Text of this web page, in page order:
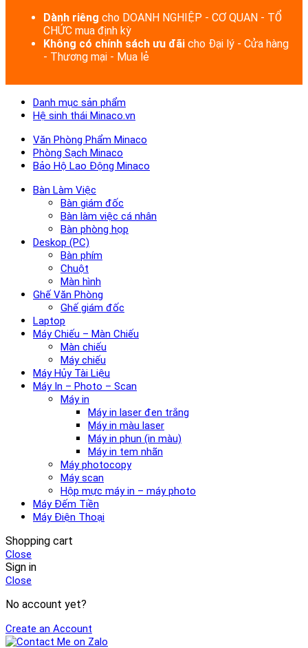
Dành riêng cho DOANH NGHIỆP - CƠ QUAN - TỔ
CHỨC mua định kỳ
Không có chính sách ưu đãi cho Đại lý - Cửa hàng
- Thương mại - Mua lẻ
Danh mục sản phẩm
Hệ sinh thái Minaco.vn
Văn Phòng Phẩm Minaco
Phòng Sạch Minaco
Bảo Hộ Lao Động Minaco
Bàn Làm Việc
Bàn giám đốc
Bàn làm việc cá nhân
Bàn phòng họp
Deskop (PC)
Bàn phím
Chuột
Màn hình
Ghế Văn Phòng
Ghế giám đốc
Laptop
Máy Chiếu – Màn Chiếu
Màn chiếu
Máy chiếu
Máy Hủy Tài Liệu
Máy In – Photo – Scan
Máy in
Máy in laser đen trắng
Máy in màu laser
Máy in phun (in màu)
Máy in tem nhãn
Máy photocopy
Máy scan
Hộp mực máy in – máy photo
Máy Đếm Tiền
Máy Điện Thoại
Shopping cart
Close
Sign in
Close
No account yet?
Create an Account